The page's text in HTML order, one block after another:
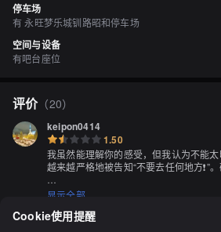
停车场
有 永旺梦乐城钏路昭和停车场
空间与设备
有吧台座位
评价（20）
keipon0414
1.50
我虽然能理解你的感受，但我认为不能
越来越严格地被告知“不要去任何地方
关于拉面，虽然这是关于吃拉面的故事
显示全部
Cookie使用提醒